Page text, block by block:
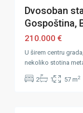
Dvosoban
Gospoština,
210.000 €
U širem centru
nekoliko stotina
2 1 57 m2